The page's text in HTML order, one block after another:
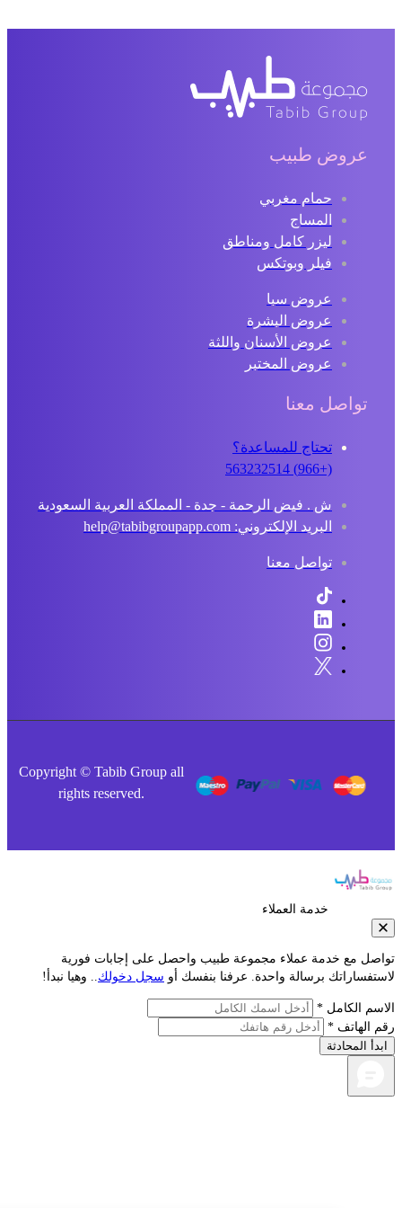
عروض طبيب
حمام مغربي
المساج
ليزر كامل ومناطق
فيلر وبوتكس
عروض سبا
عروض البشرة
عروض الأسنان واللثة
عروض المختبر
تواصل معنا
تحتاج للمساعدة؟
ش . فيض الرحمة - جدة - المملكة العربية السعودية
البريد الإلكتروني: help@tabibgroupapp.com
تواصل معنا
Copyright © Tabib Group all
rights reserved.
خدمة العملاء
مع خدمة عملاء مجموعة طبيب واحصل على إجابات فورية
برسالة واحدة. عرفنا بنفسك أوسجل دخولك.. وهيا نبدأ!
الكامل *
الهاتف *
المحادثة